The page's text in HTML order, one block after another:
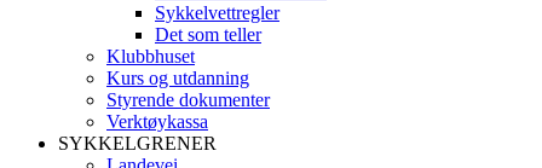
Sykkelvettregler
Det som teller
Klubbhuset
Kurs og utdanning
Styrende dokumenter
Verktøykassa
SYKKELGRENER